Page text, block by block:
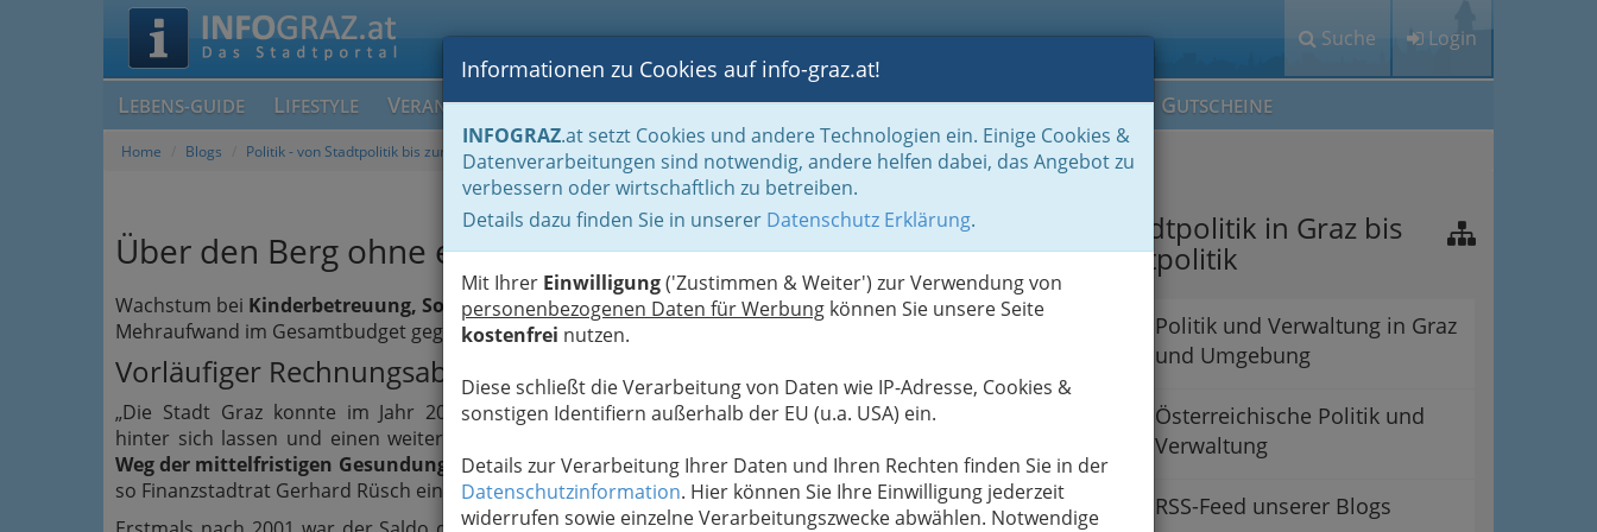
Suche Login
LEBENS-GUIDE LIFESTYLE VERANSTALTUNGEN BLOGS FOTOS GASTRONOMIE BRANCHEN MEIN IG GUTSCHEINE
Informationen zu Cookies auf info-graz.at!
INFOGRAZ.at setzt Cookies und andere Technologien ein. Einige Cookies &
Datenverarbeitungen sind notwendig, andere helfen dabei, das Angebot zu
verbessern oder wirtschaftlich zu betreiben.
Details dazu finden Sie in unserer Datenschutz Erklärung.
Mit Ihrer Einwilligung('Zustimmen & Weiter') zur Verwendung von
personenbezogenen Daten für Werbung können Sie unsere Seite
kostenfrei nutzen.
Diese schließt die Verarbeitung von Daten wie IP-Adresse, Cookies &
sonstigen Identifiern außerhalb der EU (u.a. USA) ein.
Details zur Verarbeitung Ihrer Daten und Ihren Rechten finden Sie in der
Datenschutzinformation. Hier können Sie Ihre Einwilligung jederzeit
widerrufen sowie einzelne Verarbeitungszwecke abwählen. Notwendige
Home Blogs Politik - von Stadtpolitik bis zur Weltpolitik
Über den Berg ohne extrem spürbare Grausamkeiten?
Wachstum bei Kinderbetreuung, Soziales, Frauen und Integrationbei nur 1,9% bzw. 15 Mio. €
Mehraufwand im Gesamtbudget gegenüber dem Vorjahr.
Vorläufiger Rechnungsabschluss 2010 der Stadt Graz
„Die Stadt Graz konnte im Jahr 2010 die Wirtschaftskrise
hinter sich lassen und einen weiteren Meilenstein auf dem
Weg der mittelfristigen Gesundung des Haushaltssetzen“,
so Finanzstadtrat Gerhard Rüsch einleitend zum Ergebnis.
Von Stadtpolitik in Graz bis
zur Weltpolitik
Politik und Verwaltung in Graz
und Umgebung
Österreichische Politik und
Verwaltung
RSS-Feed unserer Blogs